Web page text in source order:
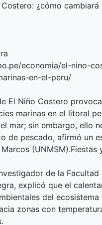
¿cómo
economia/el-nino-
en-el-peru/
El Niño Costero
marinas en el litoral
mar; sin embargo, ello
de pescado, afirmó un
de la
explicó que el
del
zonas con